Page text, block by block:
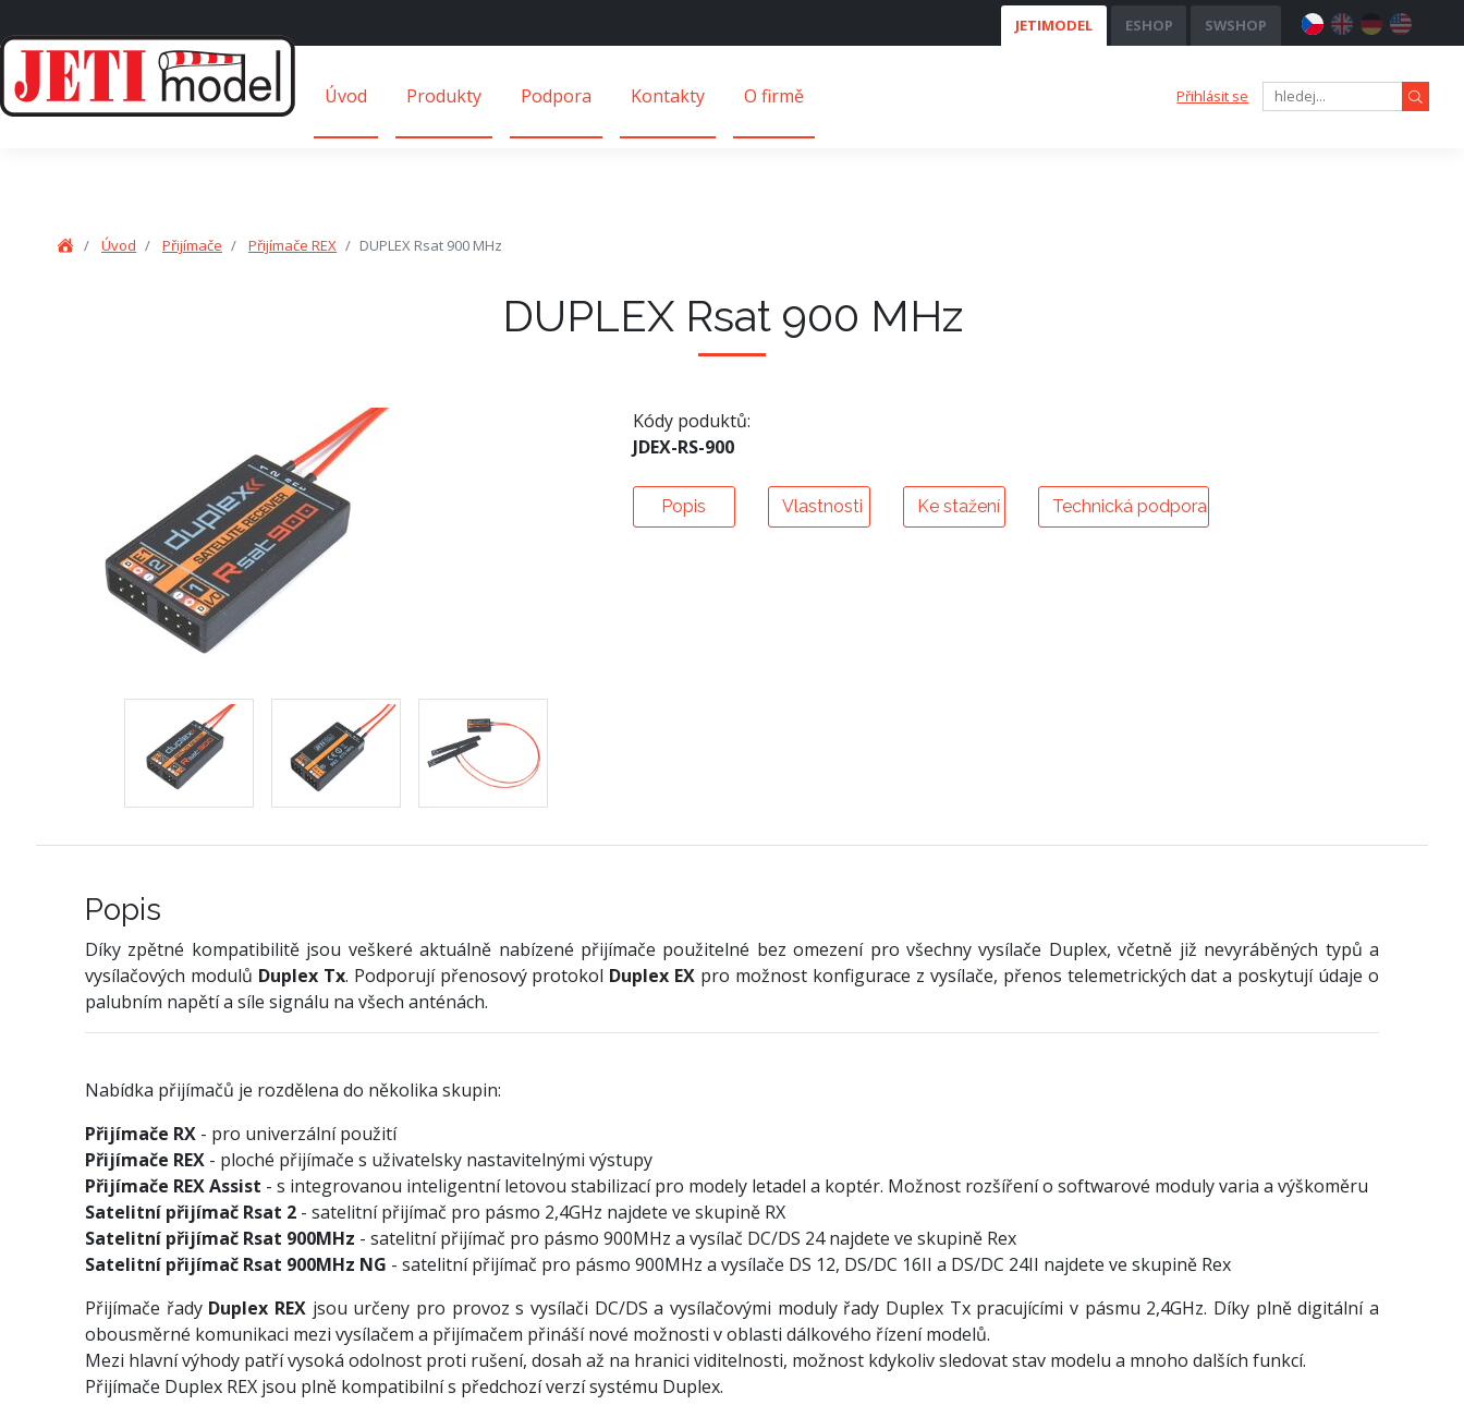
JETIMODEL ESHOP SWSHOP
Úvod Produkty Podpora Kontakty O firmě Přihlásit se
Úvod Přijímače Přijímače REX DUPLEX Rsat 900 MHz
DUPLEX Rsat 900 MHz
Kódy poduktů:
JDEX-RS-900
Popis Vlastnosti Ke stažení Technická podpora
Popis
Díky zpětné kompatibilitě jsou veškeré aktuálně nabízené přijímače použitelné bez omezení pro všechny vysílače Duplex, včetně již nevyráběných typů a
vysílačových modulů Duplex Tx. Podporují přenosový protokol Duplex EX pro možnost konfigurace z vysílače, přenos telemetrických dat a poskytují údaje o
palubním napětí a síle signálu na všech anténách.
Nabídka přijímačů je rozdělena do několika skupin:
Přijímače RX - pro univerzální použití
Přijímače REX - ploché přijímače s uživatelsky nastavitelnými výstupy
Přijímače REX Assist - s integrovanou inteligentní letovou stabilizací pro modely letadel a koptér. Možnost rozšíření o softwarové moduly varia a výškoměru
Satelitní přijímač Rsat 2 - satelitní přijímač pro pásmo 2,4GHz najdete ve skupině RX
Satelitní přijímač Rsat 900MHz - satelitní přijímač pro pásmo 900MHz a vysílač DC/DS 24 najdete ve skupině Rex
Satelitní přijímač Rsat 900MHz NG - satelitní přijímač pro pásmo 900MHz a vysílače DS 12, DS/DC 16II a DS/DC 24II najdete ve skupině Rex
Přijímače řady Duplex REX jsou určeny pro provoz s vysílači DC/DS a vysílačovými moduly řady Duplex Tx pracujícími v pásmu 2,4GHz. Díky plně digitální a
obousměrné komunikaci mezi vysílačem a přijímačem přináší nové možnosti v oblasti dálkového řízení modelů.
Mezi hlavní výhody patří vysoká odolnost proti rušení, dosah až na hranici viditelnosti, možnost kdykoliv sledovat stav modelu a mnoho dalších funkcí.
Přijímače Duplex REX jsou plně kompatibilní s předchozí verzí systému Duplex.